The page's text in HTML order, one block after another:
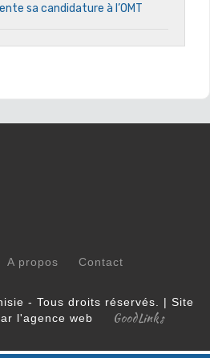
sa candidature à l’OMT
A propos Contact
- Tous droits réservés. | Site
l'agence web
GoodLinks